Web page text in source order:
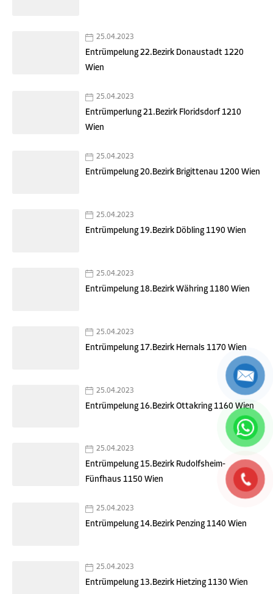
25.04.2023
Entrümpelung 22.Bezirk Donaustadt 1220
Wien
25.04.2023
Entrümperlung 21.Bezirk Floridsdorf 1210
Wien
25.04.2023
Entrümpelung 20.Bezirk Brigittenau 1200 Wien
25.04.2023
Entrümpelung 19.Bezirk Döbling 1190 Wien
25.04.2023
Entrümpelung 18.Bezirk Währing 1180 Wien
25.04.2023
Entrümpelung 17.Bezirk Hernals 1170 Wien
25.04.2023
Entrümpelung 16.Bezirk Ottakring 1160 Wien
25.04.2023
Entrümpelung 15.Bezirk Rudolfsheim-
Fünfhaus 1150 Wien
25.04.2023
Entrümpelung 14.Bezirk Penzing 1140 Wien
25.04.2023
Entrümpelung 13.Bezirk Hietzing 1130 Wien